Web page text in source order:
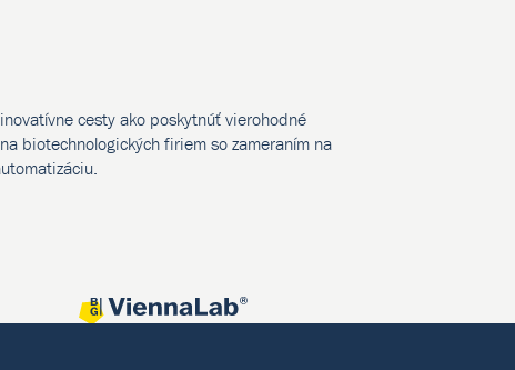
cesty ako poskytnúť vierohodné
biotechnologických firiem so zameraním na